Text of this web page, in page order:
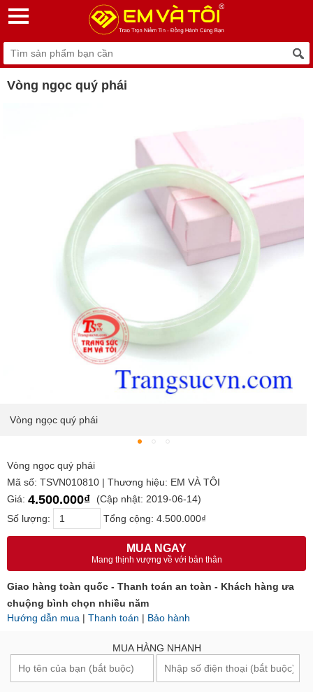
Vòng ngọc quý phái
Vòng ngọc quý phái
Vòng ngọc quý phái
Mã số: TSVN010810 | Thương hiệu: EM VÀ TÔI
Giá: 4.500.000₫
(Cập nhật: 2019-06-14)
Số lượng:
Tổng cộng: 4.500.000₫
MUA NGAY
Mang thịnh vượng về với bản thân
Giao hàng toàn quốc - Thanh toán an toàn - Khách hàng ưa
chuộng bình chọn nhiều năm
Hướng dẫn mua | Thanh toán | Bảo hành
MUA HÀNG NHANH